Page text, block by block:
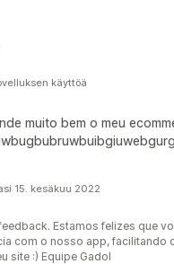
muito bem o meu
käyttöä
15. kesäkuu 2022
Estamos felizes que
com o nosso app, facilitando
site :) Equipe Gadol